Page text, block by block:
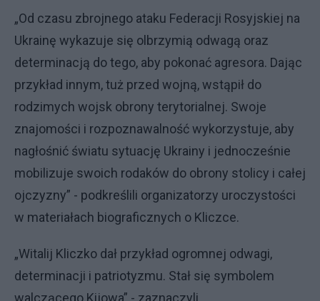
„Od czasu zbrojnego ataku Federacji Rosyjskiej na
Ukrainę wykazuje się olbrzymią odwagą oraz
determinacją do tego, aby pokonać agresora. Dając
przykład innym, tuż przed wojną, wstąpił do
rodzimych wojsk obrony terytorialnej. Swoje
znajomości i rozpoznawalność wykorzystuje, aby
nagłośnić światu sytuację Ukrainy i jednocześnie
mobilizuje swoich rodaków do obrony stolicy i całej
ojczyzny” - podkreślili organizatorzy uroczystości
w materiałach biograficznych o Kliczce.
„Witalij Kliczko dał przykład ogromnej odwagi,
determinacji i patriotyzmu. Stał się symbolem
walczącego Kijowa” - zaznaczyli.